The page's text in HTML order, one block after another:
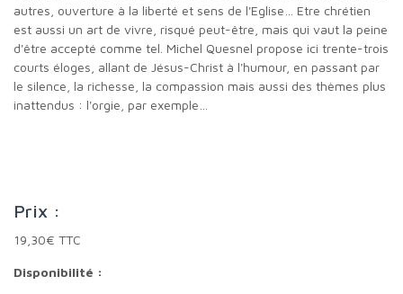
autres, ouverture à la liberté et sens de l'Eglise… Etre chrétien
est aussi un art de vivre, risqué peut-être, mais qui vaut la peine
d'être accepté comme tel. Michel Quesnel propose ici trente-trois
courts éloges, allant de Jésus-Christ à l'humour, en passant par
le silence, la richesse, la compassion mais aussi des thèmes plus
inattendus : l'orgie, par exemple…
Prix :
19,30€ TTC
Disponibilité :